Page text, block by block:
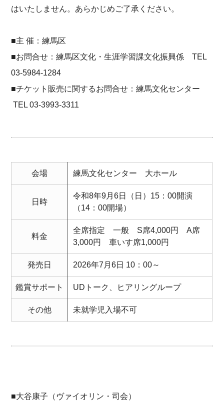
はいたしません。あらかじめご了承ください。
■主 催：練馬区
■お問合せ：練馬区文化・生涯学習課文化振興係 TEL
03-5984-1284
■チケット販売に関するお問合せ：練馬文化センター
TEL 03-3993-3311
会場 練馬文化センター 大ホール
日時
令和8年9月6日（日）15：00開演
（14：00開場）
料金
全席指定 一般 S席4,000円 A席
3,000円 車いす席1,000円
発売日 2026年7月6日 10：00～
鑑賞サポート UDトーク、ヒアリングループ
その他 未就学児入場不可
■大谷康子（ヴァイオリン・司会）